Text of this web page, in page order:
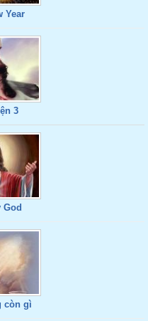
Year
3
God
còn gì